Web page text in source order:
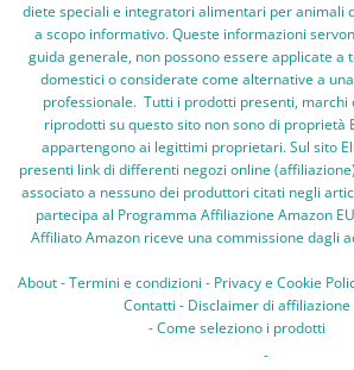
diete speciali e integratori alimentari per animali
a scopo informativo. Queste informazioni
guida generale, non possono essere applicate a
domestici o considerate come alternative a
professionale. Tutti i prodotti presenti, marchi
riprodotti su questo sito non sono di proprietà
appartengono ai legittimi proprietari. Sul sito
presenti link di differenti negozi online
associato a nessuno dei produttori citati negli
partecipa al Programma Affiliazione Amazon
Affiliato Amazon riceve una commissione dagli
About-Termini e condizioni - Privacy e Cookie
Contatti - Disclaimer di affiliazione
-Come seleziono i prodotti
-